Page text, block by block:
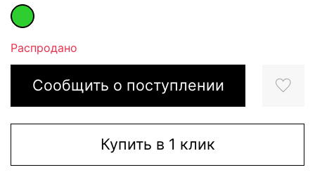
Сообщить о поступлении
Купить в 1 клик
Распродано